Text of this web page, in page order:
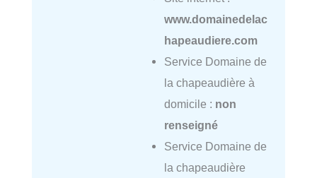
www.domainedelac
hapeaudiere.com
Service Domaine de
la chapeaudière à
domicile : non
renseigné
Service Domaine de
la chapeaudière